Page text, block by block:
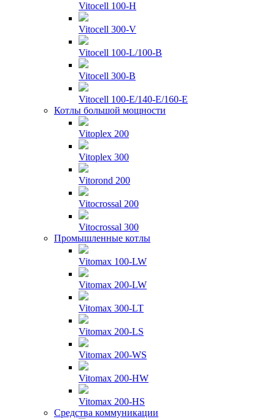
Vitocell 100-H
Vitocell 300-V
Vitocell 100-L/100-B
Vitocell 300-B
Vitocell 100-E/140-E/160-E
Котлы большой мощности
Vitoplex 200
Vitoplex 300
Vitorond 200
Vitocrossal 200
Vitocrossal 300
Промышленные котлы
Vitomax 100-LW
Vitomax 200-LW
Vitomax 300-LT
Vitomax 200-LS
Vitomax 200-WS
Vitomax 200-HW
Vitomax 200-HS
Средства коммуникации